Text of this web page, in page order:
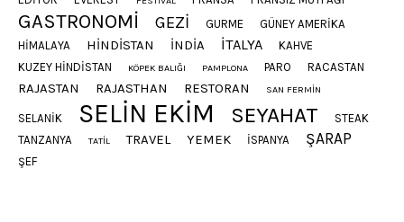
GASTRONOMI GEZI GURME
GÜNEY AMERIKA
HIMALAYA
HINDISTAN INDIA ITALYA
KAHVE
KUZEY HINDISTAN
KÖPEK BALIĞI PAMPLONA PARO RACASTAN
RAJASTAN RAJASTHAN RESTORAN SAN FERMIN
SELANIK SELIN EKIM SEYAHAT
STEAK
TANZANYA
TATIL TRAVEL YEMEK İSPANYA ŞARAP
ŞEF